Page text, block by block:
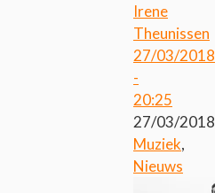
Irene
Theunissen
27/03/2018
-
20:25
27/03/2018
Muziek,
Nieuws